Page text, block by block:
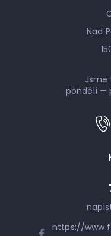
Nad
Jsme
pondělí —
https://